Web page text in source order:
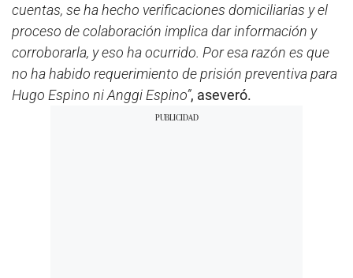
cuentas, se ha hecho verificaciones domiciliarias y el
proceso de colaboración implica dar información y
corroborarla, y eso ha ocurrido. Por esa razón es que
no ha habido requerimiento de prisión preventiva para
Hugo Espino ni Anggi Espino”, aseveró.